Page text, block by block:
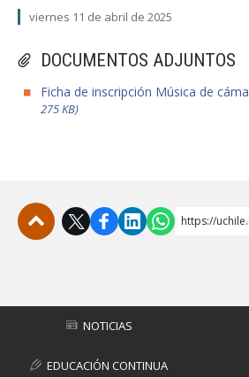
DOCUMENTOS ADJUNTOS
Ficha de inscripción Música de
275 KB)
viernes 11 de abril de 2025
https://
NOTICIAS
EDUCACIÓN CONTINUA